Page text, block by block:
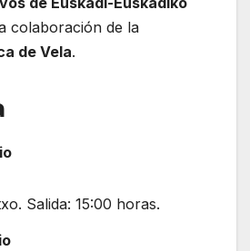
colaboración de la
de Vela.
Salida: 15:00 horas.